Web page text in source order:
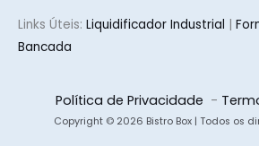
Links Úteis: Liquidificador Industrial |
Bancada
Política de Privacidade -
Copyright © 2026 Bistro Box | Todos os